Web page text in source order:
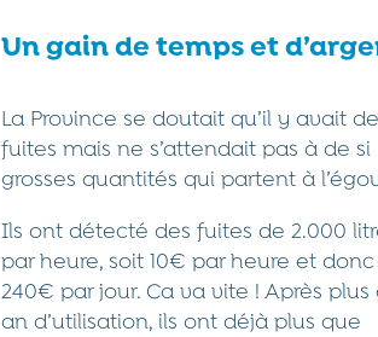
Un gain de temps et
La Province se doutait qu’il y avait
fuites mais ne s’attendait pas à de si
grosses quantités qui partent à
Ils ont détecté des fuites de 2.000
par heure, soit 10€ par heure et donc
240€ par jour. Ca va vite ! Après plus
an d’utilisation, ils ont déjà plus que